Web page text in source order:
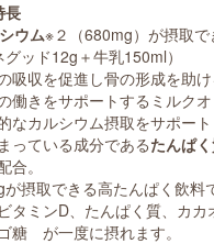
長
ウム※２（680mg）が摂取で
ド12g＋牛乳150ml）
吸収を促進し骨の形成を助け
働きをサポートするミルク
なカルシウム摂取をサポート
っている成分であるたんぱ
合。
摂取できる高たんぱく飲料
タミンD、たんぱく質、カカ
糖 が一度に摂れます。